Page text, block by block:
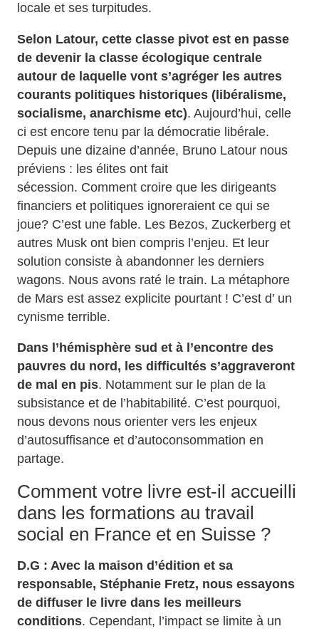
locale et ses turpitudes.
Selon Latour, cette classe pivot est en passe
de devenir la classe écologique centrale
autour de laquelle vont s’agréger les autres
courants politiques historiques (libéralisme,
socialisme, anarchisme etc). Aujourd’hui, celle
ci est encore tenu par la démocratie libérale.
Depuis une dizaine d’année, Bruno Latour nous
préviens : les élites ont fait
sécession. Comment croire que les dirigeants
financiers et politiques ignoreraient ce qui se
joue? C’est une fable. Les Bezos, Zuckerberg et
autres Musk ont bien compris l’enjeu. Et leur
solution consiste à abandonner les derniers
wagons. Nous avons raté le train. La métaphore
de Mars est assez explicite pourtant ! C’est d’ un
cynisme terrible.
Dans l’hémisphère sud et à l’encontre des
pauvres du nord, les difficultés s’aggraveront
de mal en pis. Notamment sur le plan de la
subsistance et de l’habitabilité. C’est pourquoi,
nous devons nous orienter vers les enjeux
d’autosuffisance et d’autoconsommation en
partage.
Comment votre livre est-il accueilli
dans les formations au travail
social en France et en Suisse ?
D.G : Avec la maison d’édition et sa
responsable, Stéphanie Fretz, nous essayons
de diffuser le livre dans les meilleurs
conditions. Cependant, l’impact se limite à un